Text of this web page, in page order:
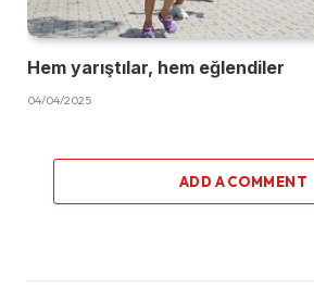
Hem yarıştılar, hem eğlendiler
04/04/2025
ADD A COMMENT